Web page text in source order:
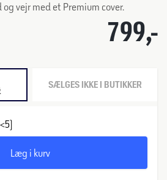
vejr med et Premium cover.
799,-
SÆLGES IKKE I BUTIKKER
Læg i kurv